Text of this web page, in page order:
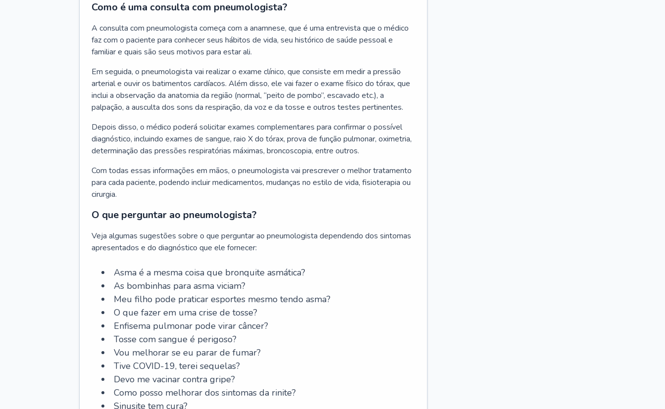
Como é uma consulta com pneumologista?
A consulta com pneumologista começa com a anamnese, que é uma entrevista que o médico
faz com o paciente para conhecer seus hábitos de vida, seu histórico de saúde pessoal e
familiar e quais são seus motivos para estar ali.
Em seguida, o pneumologista vai realizar o exame clínico, que consiste em medir a pressão
arterial e ouvir os batimentos cardíacos. Além disso, ele vai fazer o exame físico do tórax, que
inclui a observação da anatomia da região (normal, “peito de pombo”, escavado etc.), a
palpação, a ausculta dos sons da respiração, da voz e da tosse e outros testes pertinentes.
Depois disso, o médico poderá solicitar exames complementares para confirmar o possível
diagnóstico, incluindo exames de sangue, raio X do tórax, prova de função pulmonar, oximetria,
determinação das pressões respiratórias máximas, broncoscopia, entre outros.
Com todas essas informações em mãos, o pneumologista vai prescrever o melhor tratamento
para cada paciente, podendo incluir medicamentos, mudanças no estilo de vida, fisioterapia ou
cirurgia.
O que perguntar ao pneumologista?
Veja algumas sugestões sobre o que perguntar ao pneumologista dependendo dos sintomas
apresentados e do diagnóstico que ele fornecer:
Asma é a mesma coisa que bronquite asmática?
As bombinhas para asma viciam?
Meu filho pode praticar esportes mesmo tendo asma?
O que fazer em uma crise de tosse?
Enfisema pulmonar pode virar câncer?
Tosse com sangue é perigoso?
Vou melhorar se eu parar de fumar?
Tive COVID-19, terei sequelas?
Devo me vacinar contra gripe?
Como posso melhorar dos sintomas da rinite?
Sinusite tem cura?